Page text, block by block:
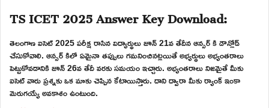
TS ICET 2025 Answer Key Download:
తెలంగాణ ఐసెట్ 2025 పరీక్ష రాసిన విద్యార్థులు జూన్ 21వ తేదీన ఆన్సర్ కి డౌన్లోడ్
చేసుకోవాలి. ఆన్సర్ కిలో ఏమైనా తప్పులు గమనించినట్లయితే అభ్యర్థులు అభ్యంతరాలు
పెట్టుకోవడానికి జూన్ 26వ తేదీ వరకు సమయం ఇచ్చారు. అభ్యంతరాలు నిజమైతే మీకు
ఐసెట్ వారు ప్రశ్నకు ఒక మాకు చెప్పిన కేటాయిస్తారు. దాని ద్వారా మీకు ర్యాంక్ ఇంకా
మెరుగయ్యే అవకాశం ఉంటుంది.